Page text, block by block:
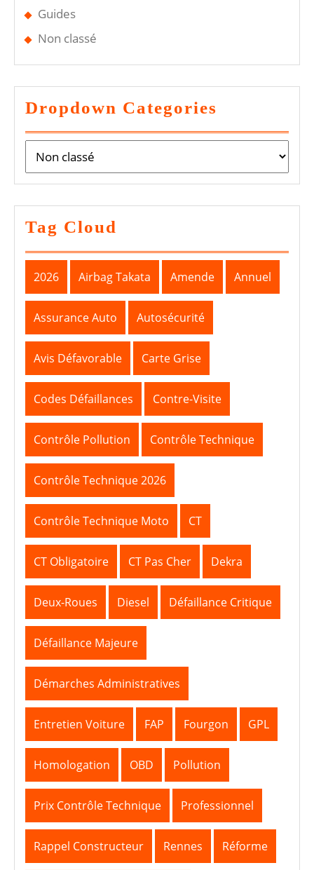
Guides
Non classé
Dropdown Categories
Tag Cloud
2026 Airbag Takata Amende Annuel
Assurance Auto Autosécurité
Avis Défavorable Carte Grise
Codes Défaillances Contre-Visite
Contrôle Pollution Contrôle Technique
Contrôle Technique 2026
Contrôle Technique Moto CT
CT Obligatoire CT Pas Cher Dekra
Deux-Roues Diesel Défaillance Critique
Défaillance Majeure
Démarches Administratives
Entretien Voiture FAP Fourgon GPL
Homologation OBD Pollution
Prix Contrôle Technique Professionnel
Rappel Constructeur Rennes Réforme